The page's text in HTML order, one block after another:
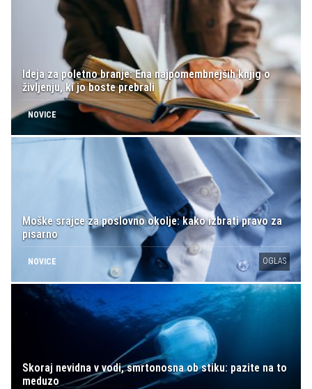
Ideja za poletno branje: Ena najpomembnejših knjig o
življenju, ki jo boste prebrali
NOVICE
Moške srajce za poslovno okolje: kako izbrati pravo za
pisarno
NOVICE OGLAS
Skoraj nevidna v vodi, smrtonosna ob stiku: pazite na to
meduzo